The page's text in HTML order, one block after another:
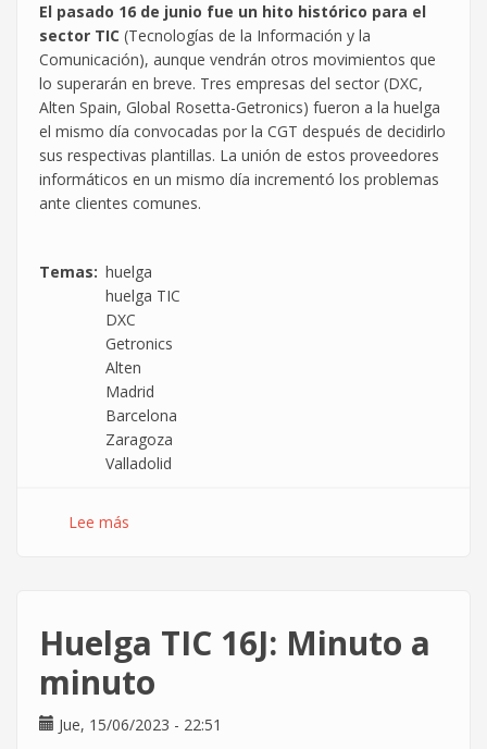
El pasado 16 de junio fue un hito histórico para el
sector TIC (Tecnologías de la Información y la
Comunicación), aunque vendrán otros movimientos que
lo superarán en breve. Tres empresas del sector (DXC,
Alten Spain, Global Rosetta-Getronics) fueron a la huelga
el mismo día convocadas por la CGT después de decidirlo
sus respectivas plantillas. La unión de estos proveedores
informáticos en un mismo día incrementó los problemas
ante clientes comunes.
Temas
huelga
huelga TIC
DXC
Getronics
Alten
Madrid
Barcelona
Zaragoza
Valladolid
Lee más
mayor
huelga
sectorial
en
Huelga TIC 16J: Minuto a
minuto
Jue, 15/06/2023 - 22:51